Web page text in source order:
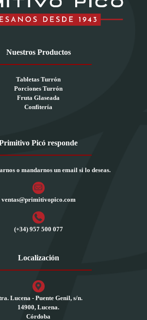
Nuestros Productos
Tabletas Turrón
Porciones Turrón
Fruta Glaseada
Confitería
Picó responde
o mandarnos un email si lo deseas.
ventas@primitivopico.com
(+34) 957 500 077
Localización
Lucena - Puente Genil, s/n.
14900, Lucena.
Córdoba